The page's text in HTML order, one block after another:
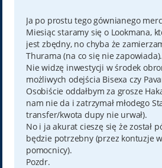
Ja po prostu tego gównianego
Miesiąc staramy się o Lookmana,
jest zbędny, no chyba że
Thurama (na co się nie zapowiada).
Nie widzę inwestycji w środek
możliwych odejścia Bisexa czy
Osobiście oddałbym za grosze
nam nie da i zatrzymał młodego
transfer/kwota dupy nie urwał).
No i ja akurat cieszę się że został
będzie potrzebny (przez kontuzje
pomocnicy).
Pozdr.